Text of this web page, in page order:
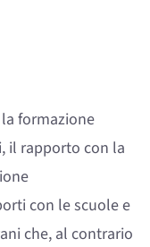
formazione
il rapporto con la
con le scuole e
che, al contrario